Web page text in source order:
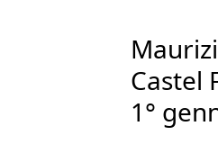
Castel
1°